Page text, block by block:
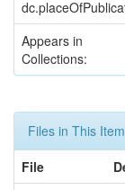
Appears in
Collections:
Files in This
File